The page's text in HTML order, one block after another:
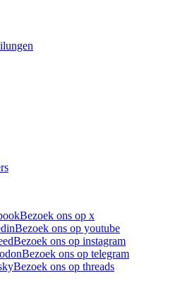
Bezoek ons op x
Bezoek ons op youtube
Bezoek ons op instagram
Bezoek ons op telegram
Bezoek ons op threads